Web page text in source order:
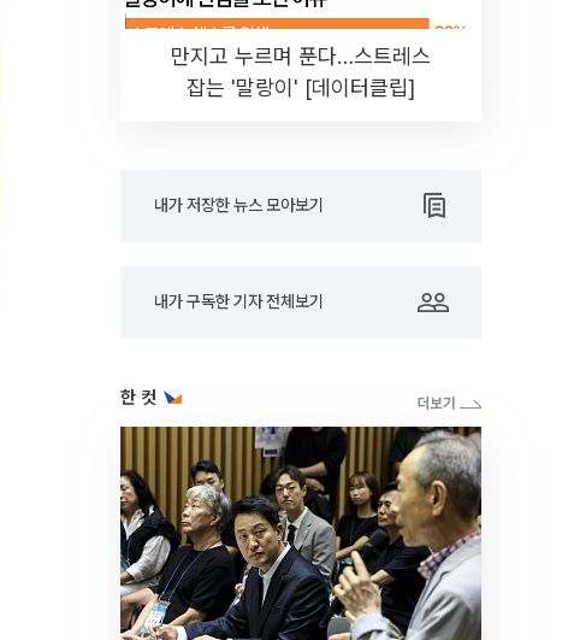
만지고 누르며 푼다…스트레스
잡는 '말랑이' [데이터클립]
내가 저장한 뉴스 모아보기
내가 구독한 기자 전체보기
한 컷